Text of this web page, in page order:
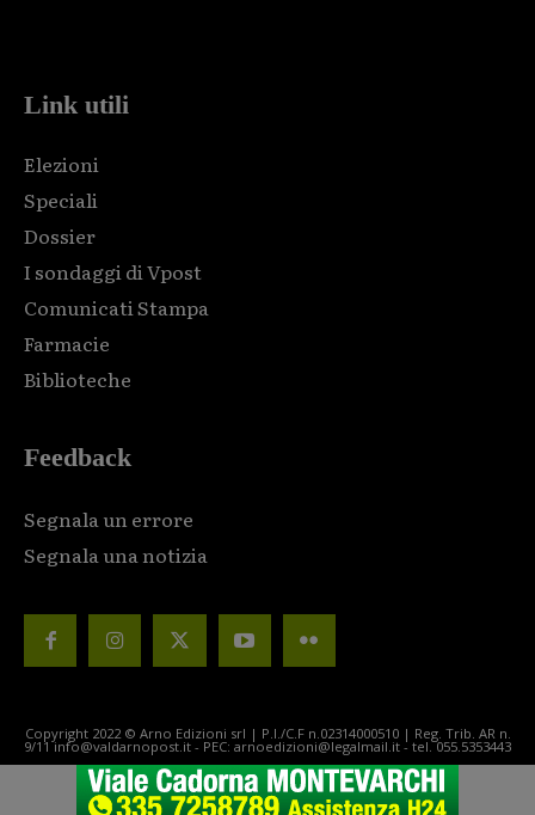
Link utili
Elezioni
Speciali
Dossier
I sondaggi di Vpost
Comunicati Stampa
Farmacie
Biblioteche
Feedback
Segnala un errore
Segnala una notizia
Copyright 2022 © Arno Edizioni srl | P.I./C.F n.02314000510 | Reg. Trib. AR n.
9/11 info@valdarnopost.it - PEC: arnoedizioni@legalmail.it - tel. 055.5353443